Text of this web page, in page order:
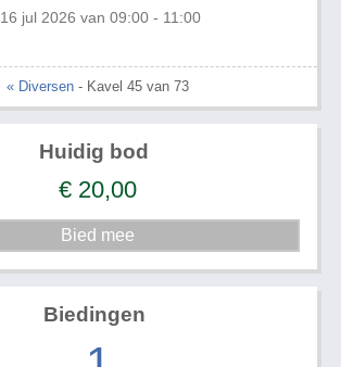
16 jul 2026 van 09:00 - 11:00
« Diversen - Kavel 45 van 73
Huidig bod
€ 20,00
Biedingen